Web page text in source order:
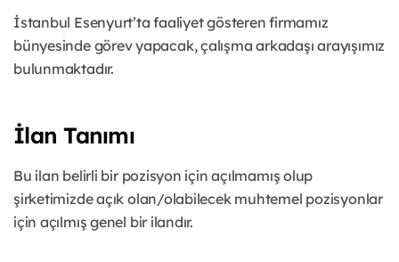
İstanbul Esenyurt’ta faaliyet gösteren firmamız
bünyesinde görev yapacak, çalışma arkadaşı arayışımız
bulunmaktadır.
İlan Tanımı
Bu ilan belirli bir pozisyon için açılmamış olup
şirketimizde açık olan/olabilecek muhtemel pozisyonlar
için açılmış genel bir ilandır.